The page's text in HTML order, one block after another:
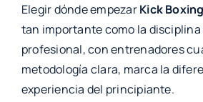
Elegir dónde empezarKick
tan importante como la
profesional, con entrenadores
metodología clara, marca la
experiencia del principiante.